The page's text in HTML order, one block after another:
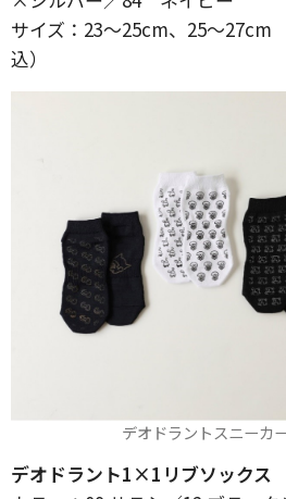
サイズ：23～25cm、25～
込）
デオドラントスニーカ
デオドラント1×1リブソックス